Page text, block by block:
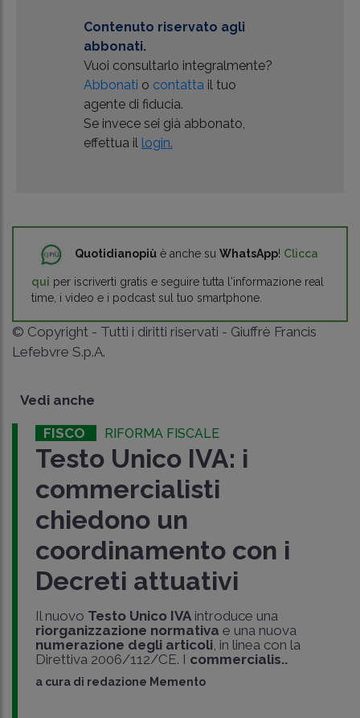
Contenuto riservato agli
abbonati.
Vuoi consultarlo integralmente?
Abbonati o contatta il tuo
agente di fiducia.
Se invece sei già abbonato,
effettua il login.
Quotidianopiù è anche su WhatsApp! Clicca
qui per iscriverti gratis e seguire tutta l'informazione real
time, i video e i podcast sul tuo smartphone.
© Copyright - Tutti i diritti riservati - Giuffrè Francis
Lefebvre S.p.A.
Vedi anche
FISCO RIFORMA FISCALE
Testo Unico IVA: i
commercialisti
chiedono un
coordinamento con i
Decreti attuativi
Il nuovo Testo Unico IVAintroduce una
riorganizzazione normativa e una nuova
numerazione degli articoli, in linea con la
Direttiva 2006/112/CE. I commercialis..
a cura di redazione Memento